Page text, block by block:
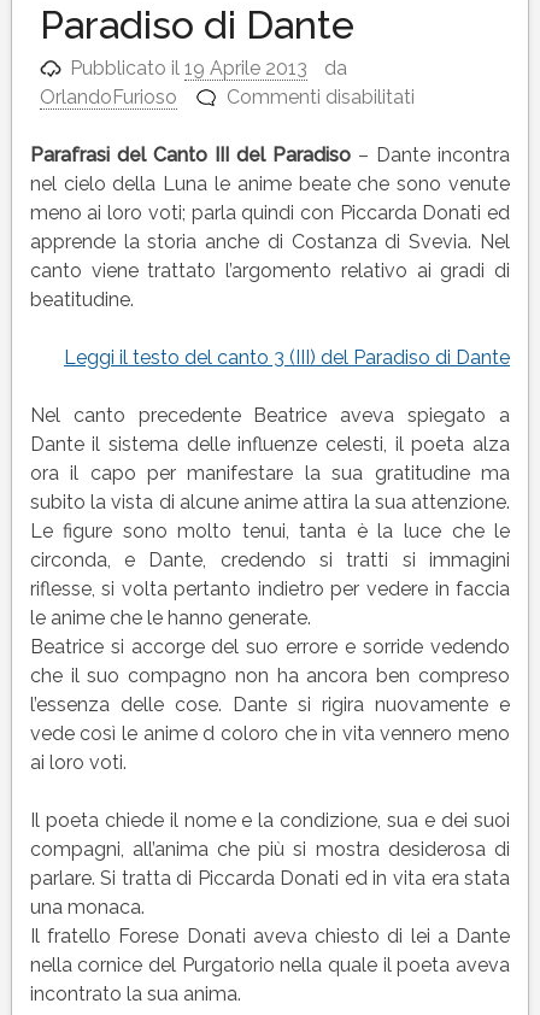
Paradiso di Dante
Pubblicato il19 Aprile 2013
da
OrlandoFurioso
Commenti disabilitati
canto
3
(III)
del
Paradiso
Parafrasi del Canto III del Paradiso– Dante incontra
nel cielo della Luna le anime beate che sono venute
meno ai loro voti; parla quindi con Piccarda Donati ed
apprende la storia anche di Costanza di Svevia. Nel
canto viene trattato l’argomento relativo ai gradi di
beatitudine.
Leggi il testo del canto 3 (III) del Paradiso di Dante
Nel canto precedente Beatrice aveva spiegato a
Dante il sistema delle influenze celesti, il poeta alza
ora il capo per manifestare la sua gratitudine ma
subito la vista di alcune anime attira la sua attenzione.
Le figure sono molto tenui, tanta è la luce che le
circonda, e Dante, credendo si tratti si immagini
riflesse, si volta pertanto indietro per vedere in faccia
le anime che le hanno generate.
Beatrice si accorge del suo errore e sorride vedendo
che il suo compagno non ha ancora ben compreso
l’essenza delle cose. Dante si rigira nuovamente e
vede così le anime d coloro che in vita vennero meno
ai loro voti.
Il poeta chiede il nome e la condizione, sua e dei suoi
compagni, all’anima che più si mostra desiderosa di
parlare. Si tratta di Piccarda Donati ed in vita era stata
una monaca.
Il fratello Forese Donati aveva chiesto di lei a Dante
nella cornice del Purgatorio nella quale il poeta aveva
incontrato la sua anima.